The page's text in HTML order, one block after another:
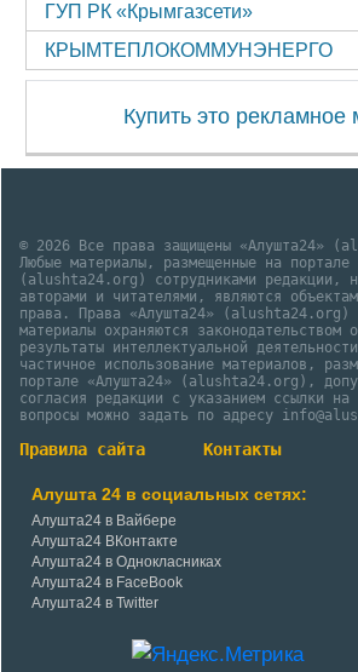
ГУП РК «Крымгазсети»
КРЫМТЕПЛОКОММУНЭНЕРГО
Купить это рекламное
© 2026 Все права защищены «Алушта24»
Любые материалы, размещенные на портале
(alushta24.org) сотрудниками редакции,
авторами и читателями, являются
права. Права «Алушта24» (alushta24.org)
материалы охраняются законодательством
результаты интеллектуальной
частичное использование материалов,
портале «Алушта24» (alushta24.org),
согласия редакции с указанием ссылки
вопросы можно задать по адресу
Правила сайта Контакты
Алушта 24 в социальных сетях:
Алушта24 в Вайбере
Алушта24 ВКонтакте
Алушта24 в Однокласниках
Алушта24 в FaceBook
Алушта24 в Twitter